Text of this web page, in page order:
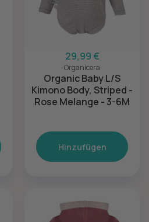
29,99 €
Organicera
Organic Baby L/S
Kimono Body, Striped -
Rose Melange - 3-6M
Hinzufügen